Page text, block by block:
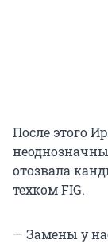
После этого
отозвала
техком FIG.
— Замены у